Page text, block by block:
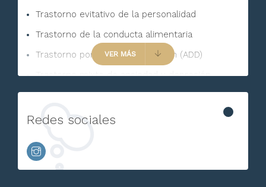
Trastorno evitativo de la personalidad
Trastorno de la conducta alimentaria
Trastorno por Déficit de Atención (ADD)
Trastorno mixto de ansiedad y depresión
Trastorno por somatización
Trastorno de ansiedad generalizada
Acoso escolar
VER MÁS
Redes sociales